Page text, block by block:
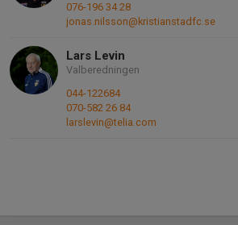
076-196 34 28
jonas.nilsson@kristianstadfc.se
Lars Levin
Valberedningen
044-122684
070-582 26 84
larslevin@telia.com